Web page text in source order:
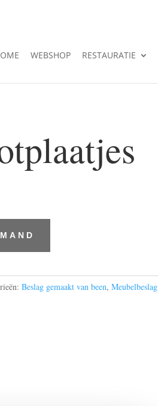
WEBSHOP RESTAURATIE
Beslag gemaakt van been, Meubelbeslag